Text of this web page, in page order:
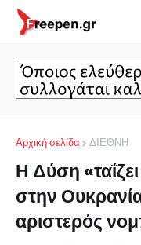
Αρχική σελίδα ΔΙΕΘΝΗ
Η Δύση
στην
αριστερός